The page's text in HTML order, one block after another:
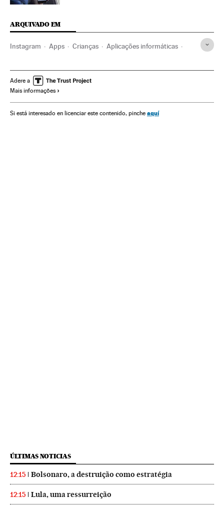
ARQUIVADO EM
Instagram Apps Crianças Aplicações informáticas
Telefonia celular multimídia
Internet
Empresas Tecnologia Telecomunicações Economia
Adere a
Mais informações
Si está interesado en licenciar este contenido, pinche aquí
ÚLTIMAS NOTICIAS
12:15 Bolsonaro, a destruição como estratégia
12:15 Lula, uma ressurreição